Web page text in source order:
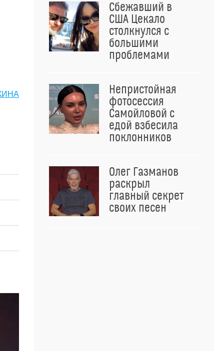
Сбежавший в
США Цекало
столкнулся с
большими
проблемами
Непристойная
фотосессия
Самойловой с
едой взбесила
поклонников
Олег Газманов
раскрыл
главный секрет
своих песен